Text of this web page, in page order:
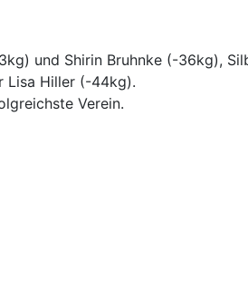
und Shirin Bruhnke (-36kg),
Lisa Hiller (-44kg).
Verein.
hat der 1. JC Mönchengladbach